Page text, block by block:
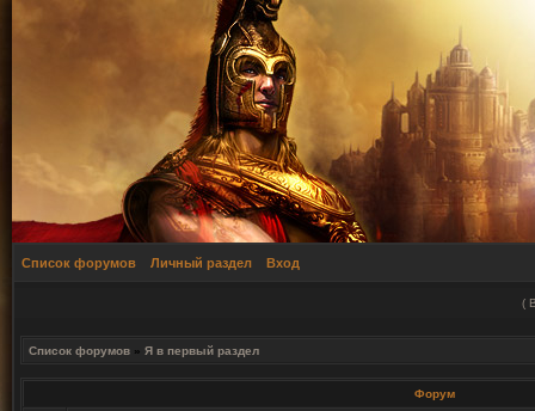
Список форумов Личный раздел Вход
(
Список форумов » Я в первый раздел
Форум